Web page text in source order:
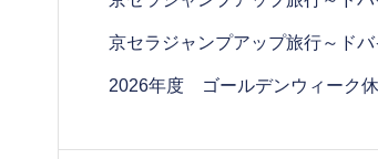
京セラジャンプアップ旅行～ドバ
2026年度 ゴールデンウィーク